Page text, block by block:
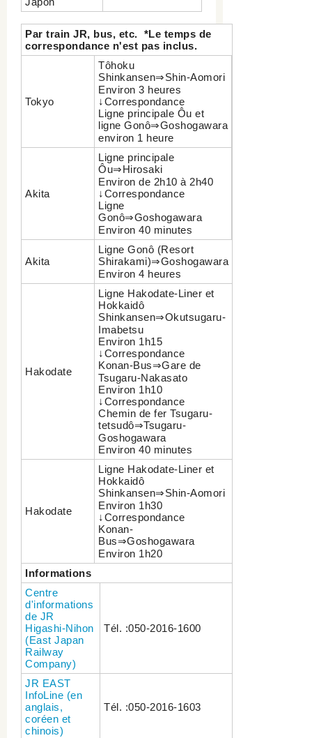
Par train JR, bus, etc. *Le temps de
correspondance n'est pas inclus.
Tokyo
Tôhoku
Shinkansen⇒Shin-Aomori
Environ 3 heures
↓Correspondance
Ligne principale Ôu et
ligne Gonô⇒Goshogawara
environ 1 heure
Akita
Ligne principale
Ôu⇒Hirosaki
Environ de 2h10 à 2h40
↓Correspondance
Ligne
Gonô⇒Goshogawara
Environ 40 minutes
Akita
Ligne Gonô (Resort
Shirakami)⇒Goshogawara
Environ 4 heures
Hakodate
Ligne Hakodate-Liner et
Hokkaidô
Shinkansen⇒Okutsugaru-
Imabetsu
Environ 1h15
↓Correspondance
Konan-Bus⇒Gare de
Tsugaru-Nakasato
Environ 1h10
↓Correspondance
Chemin de fer Tsugaru-
tetsudô⇒Tsugaru-
Goshogawara
Environ 40 minutes
Hakodate
Ligne Hakodate-Liner et
Hokkaidô
Shinkansen⇒Shin-Aomori
Environ 1h30
↓Correspondance
Konan-
Bus⇒Goshogawara
Environ 1h20
Informations
Centre
d'informations
de JR
Higashi-Nihon
(East Japan
Railway
Company)
Tél. :050-2016-1600
JR EAST
InfoLine (en
anglais,
coréen et
chinois)
Tél. :050-2016-1603